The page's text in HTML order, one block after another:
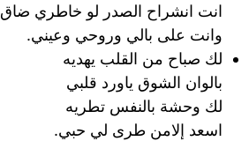
انت انشراح الصدر لو خاطري ضاق
وانت على بالي وروحي وعيني.
لك صباح من القلب يهديه
بالوان الشوق ياورد قلبي
لك وحشة بالنفس تطريه
اسعد إلامن طرى لي حبي.